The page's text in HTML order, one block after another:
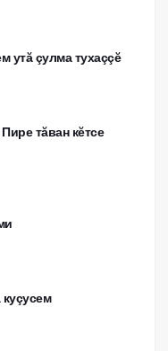
утă çулма тухаççĕ
тăван кĕтсе